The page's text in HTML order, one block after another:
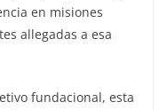
en misiones
allegadas a esa
fundacional, esta